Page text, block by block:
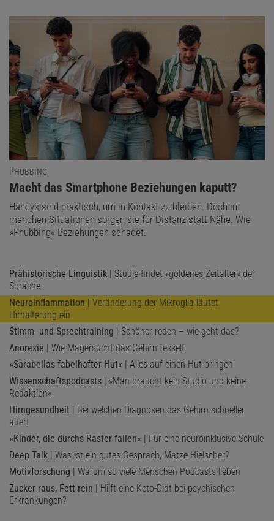
PHUBBING
:
Macht das Smartphone Beziehungen kaputt?
Handys sind praktisch, um in Kontakt zu bleiben. Doch in
manchen Situationen sorgen sie für Distanz statt Nähe. Wie
»Phubbing« Beziehungen schadet.
Prähistorische Linguistik | Studie findet »goldenes Zeitalter« der
Sprache
Neuroinflammation | Veränderung der Mikroglia läutet
Hirnalterung ein
Stimm- und Sprechtraining | Schöner reden – wie geht das?
Anorexie | Wie Magersucht das Gehirn fesselt
»Sarabellas fabelhafter Hut« | Alles auf einen Hut bringen
Wissenschaftspodcasts | »Man braucht kein Studio und keine
Redaktion«
Hirngesundheit | Bei welchen Diagnosen das Gehirn schneller
altert
»Kinder, die durchs Raster fallen« | Für eine neuroinklusive Schule
Deep Talk | Was ist ein gutes Gespräch, Matze Hielscher?
Motivforschung | Warum so viele Menschen Podcasts lieben
Zucker raus, Fett rein | Hilft eine Keto-Diät bei psychischen
Erkrankungen?